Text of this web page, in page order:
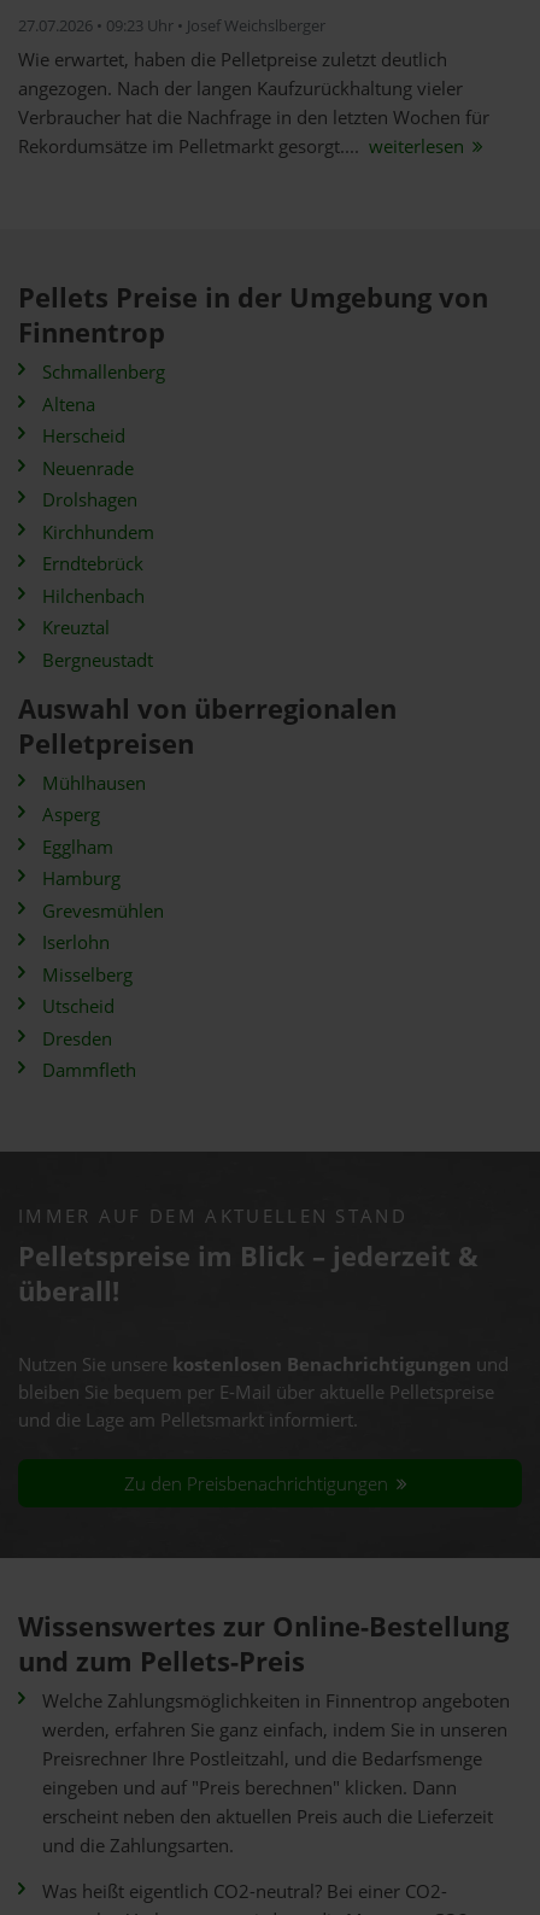
27.07.2026 • 09:23 Uhr • Josef Weichslberger
Wie erwartet, haben die Pelletpreise zuletzt deutlich
angezogen. Nach der langen Kaufzurückhaltung vieler
Verbraucher hat die Nachfrage in den letzten Wochen für
Rekordumsätze im Pelletmarkt gesorgt.... weiterlesen
Pellets Preise in der Umgebung von
Finnentrop
Schmallenberg
Altena
Herscheid
Neuenrade
Drolshagen
Kirchhundem
Erndtebrück
Hilchenbach
Kreuztal
Bergneustadt
Auswahl von überregionalen
Pelletpreisen
Mühlhausen
Asperg
Egglham
Hamburg
Grevesmühlen
Iserlohn
Misselberg
Utscheid
Dresden
Dammfleth
IMMER AUF DEM AKTUELLEN STAND
Pelletspreise im Blick – jederzeit &
überall!
Nutzen Sie unsere kostenlosen Benachrichtigungen und
bleiben Sie bequem per E-Mail über aktuelle Pelletspreise
und die Lage am Pelletsmarkt informiert.
Zu den Preisbenachrichtigungen
Wissenswertes zur Online-Bestellung
und zum Pellets-Preis
Welche Zahlungsmöglichkeiten in Finnentrop angeboten
werden, erfahren Sie ganz einfach, indem Sie in unseren
Preisrechner Ihre Postleitzahl, und die Bedarfsmenge
eingeben und auf "Preis berechnen" klicken. Dann
erscheint neben den aktuellen Preis auch die Lieferzeit
und die Zahlungsarten.
Was heißt eigentlich CO2-neutral? Bei einer CO2-